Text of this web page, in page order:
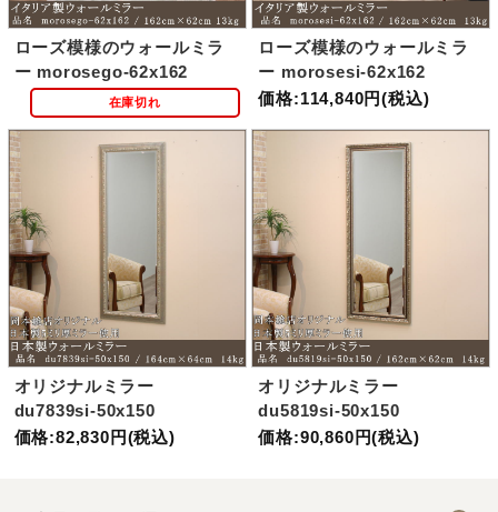
ローズ模様のウォールミラ
ー morosego-62x162
在庫切れ
ローズ模様のウォールミラ
ー morosesi-62x162
価格:114,840円(税込)
オリジナルミラー
du7839si-50x150
価格:82,830円(税込)
オリジナルミラー
du5819si-50x150
価格:90,860円(税込)